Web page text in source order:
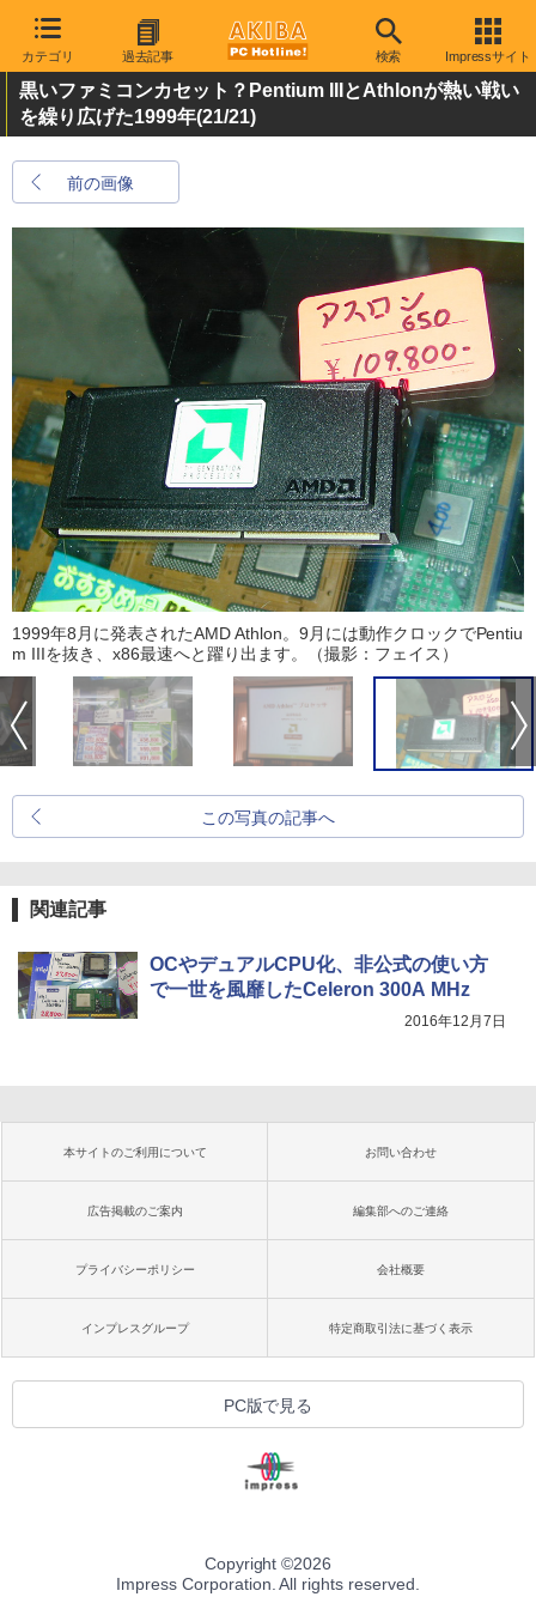
カテゴリ 過去記事 検索 Impressサイト
黒いファミコンカセット？Pentium IIIとAthlonが熱い戦い
を繰り広げた1999年(21/21)
前の画像
1999年8月に発表されたAMD Athlon。9月には動作クロックでPentiu
m IIIを抜き、x86最速へと躍り出ます。（撮影：フェイス）
この写真の記事へ
関連記事
OCやデュアルCPU化、非公式の使い方
で一世を風靡したCeleron 300A MHz
2016年12月7日
本サイトのご利用について お問い合わせ
広告掲載のご案内 編集部へのご連絡
プライバシーポリシー 会社概要
インプレスグループ 特定商取引法に基づく表示
PC版で見る
Copyright ©2026
Impress Corporation. All rights reserved.